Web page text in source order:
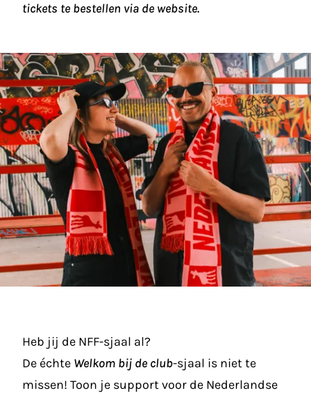
tickets te bestellen via de website.
Heb jij de NFF-sjaal al?
De échte Welkom bij de club-sjaal is niet te
missen! Toon je support voor de Nederlandse